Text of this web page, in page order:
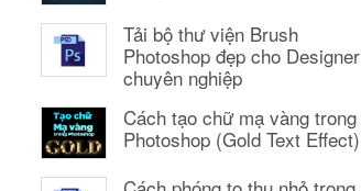
Tải bộ thư viện Brush
Photoshop đẹp cho Designer
chuyên nghiệp
Cách tạo chữ mạ vàng trong
Photoshop (Gold Text Effect)